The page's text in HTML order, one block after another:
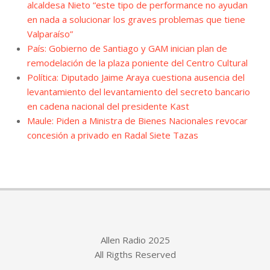
alcaldesa Nieto “este tipo de performance no ayudan
en nada a solucionar los graves problemas que tiene
Valparaíso”
País: Gobierno de Santiago y GAM inician plan de
remodelación de la plaza poniente del Centro Cultural
Política: Diputado Jaime Araya cuestiona ausencia del
levantamiento del levantamiento del secreto bancario
en cadena nacional del presidente Kast
Maule: Piden a Ministra de Bienes Nacionales revocar
concesión a privado en Radal Siete Tazas
Allen Radio 2025
All Rigths Reserved